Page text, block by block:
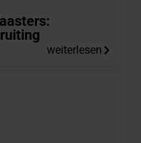
weiterlesen